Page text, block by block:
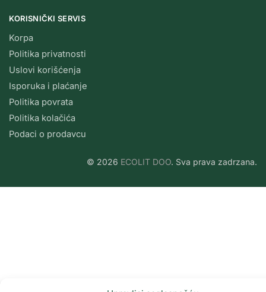
KORISNIČKI SERVIS
Korpa
Politika privatnosti
Uslovi korišćenja
Isporuka i plaćanje
Politika povrata
Politika kolačića
Podaci o prodavcu
© 2026 ECOLIT DOO. Sva prava zadrzana.